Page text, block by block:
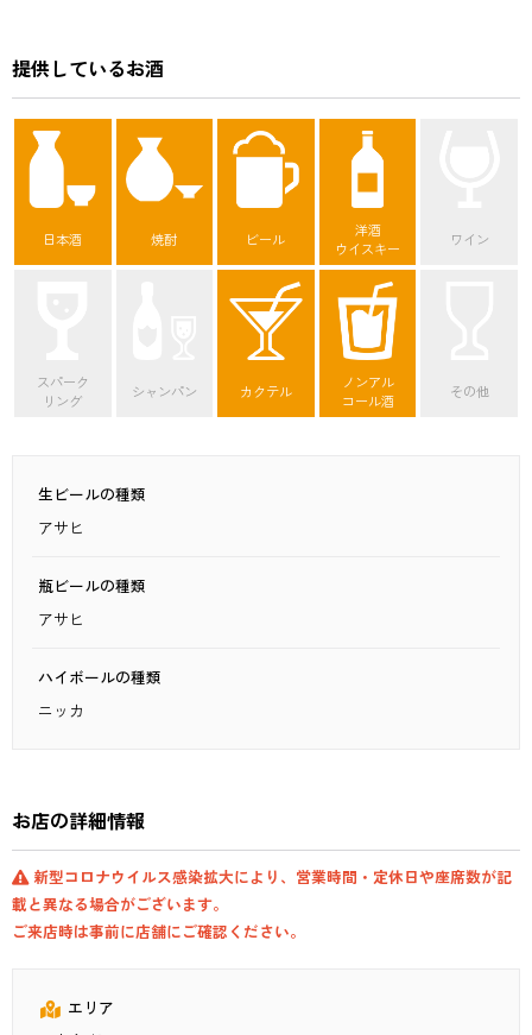
提供しているお酒
日本酒 焼酎 ビール
洋酒
ウイスキー
ワイン
スパーク
リング
シャンパン カクテル
ノンアル
コール酒
その他
生ビールの種類
アサヒ
瓶ビールの種類
アサヒ
ハイボールの種類
ニッカ
お店の詳細情報
新型コロナウイルス感染拡大により、営業時間・定休日や座席数が記
載と異なる場合がございます。
ご来店時は事前に店舗にご確認ください。
エリア